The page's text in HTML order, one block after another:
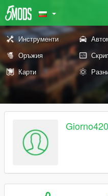
Инструменти
Оръжия
Карти
Giorno420